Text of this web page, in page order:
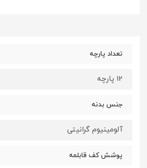
تعداد پارچه
12 پارچه
جنس بدنه
آلومینیوم گرانیتی
پوشش کف قابلمه